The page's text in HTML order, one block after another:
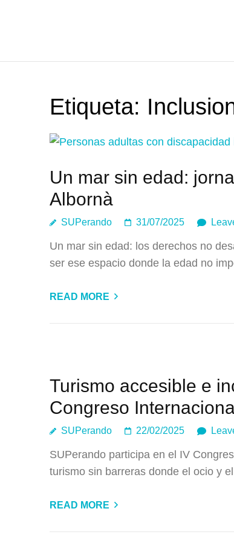
Etiqueta:
Un mar sin edad:
Albornà
SUPerando 31/07/2025
Un mar sin edad: los derechos no
ser ese espacio donde la edad no
READ MORE
Turismo accesible e
Congreso
SUPerando 22/02/2025
SUPerando participa en el IV
turismo sin barreras donde el ocio y
READ MORE